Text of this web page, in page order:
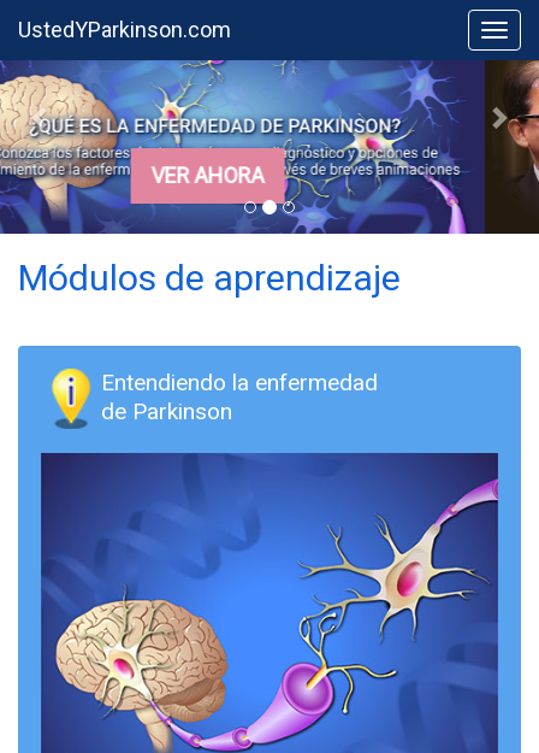
UstedYParkinson.com
VER AHORA
Módulos de aprendizaje
Entendiendo la enfermedad
de Parkinson